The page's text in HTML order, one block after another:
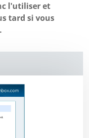
l'utiliser et
tard si vous
.